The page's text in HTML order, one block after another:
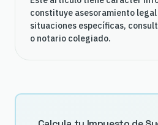
constituye asesoramiento
situaciones específicas,
o notario colegiado.